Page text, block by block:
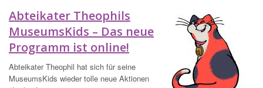
Abteikater Theophils
MuseumsKids – Das neue
Programm ist online!
Abteikater Theophil hat sich für seine
MuseumsKids wieder tolle neue Aktionen